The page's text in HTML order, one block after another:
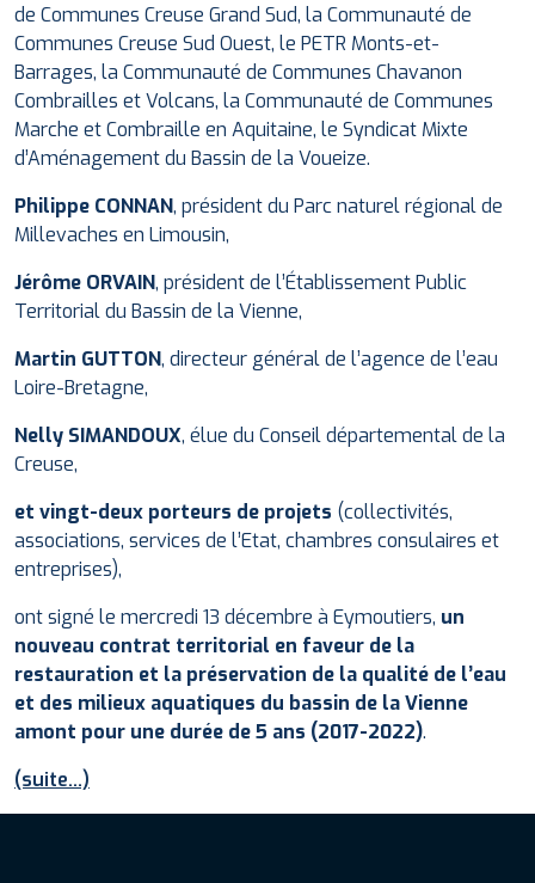
de Communes Creuse Grand Sud, la Communauté de
Communes Creuse Sud Ouest, le PETR Monts-et-
Barrages, la Communauté de Communes Chavanon
Combrailles et Volcans, la Communauté de Communes
Marche et Combraille en Aquitaine, le Syndicat Mixte
d’Aménagement du Bassin de la Voueize.
Philippe CONNAN, président du Parc naturel régional de
Millevaches en Limousin,
Jérôme ORVAIN, président de l’Établissement Public
Territorial du Bassin de la Vienne,
Martin GUTTON, directeur général de l’agence de l’eau
Loire-Bretagne,
Nelly SIMANDOUX, élue du Conseil départemental de la
Creuse,
et vingt-deux porteurs de projets (collectivités,
associations, services de l’Etat, chambres consulaires et
entreprises),
ont signé le mercredi 13 décembre à Eymoutiers, un
nouveau contrat territorial en faveur de la
restauration et la préservation de la qualité de l’eau
et des milieux aquatiques du bassin de la Vienne
amont pour une durée de 5 ans (2017-2022).
(suite…)